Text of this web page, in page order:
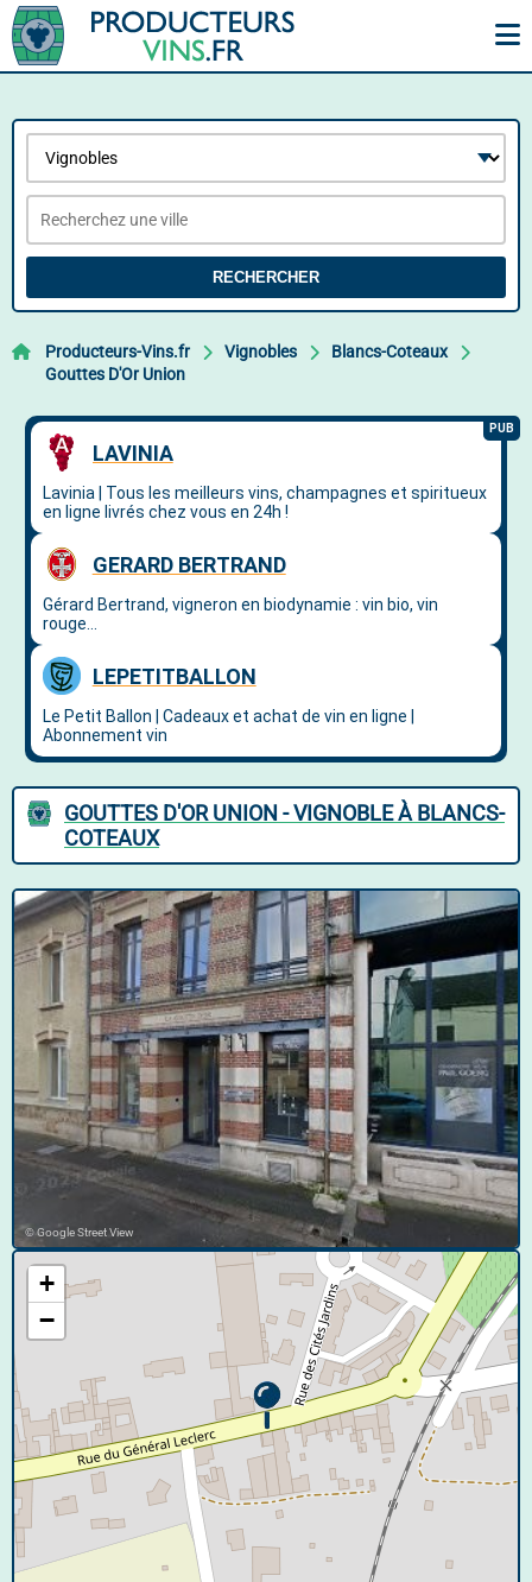
RECHERCHER
Producteurs-Vins.fr Vignobles
Blancs-Coteaux
Gouttes D'Or Union
GOUTTES D'OR UNION - VIGNOBLE À BLANCS-
COTEAUX
© Google Street View
+
−